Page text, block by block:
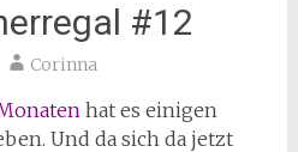
#12
Corinna
hat es einigen
Und da sich da jetzt